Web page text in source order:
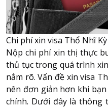
Chi phí xin visa Thổ Nhĩ Kỳ
Nộp chi phí xin thị thực
thủ tục trong quá trình
nắm rõ. Vấn đề xin visa
nên đơn giản hơn khi
chính. Dưới đây là thông